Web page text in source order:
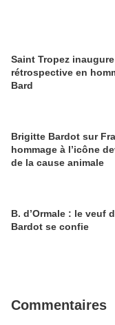
Saint Tropez
rétrospective en
Bard
Brigitte Bardot sur
hommage à l’icône
de la cause animale
B. d’Ormale : le veuf
Bardot se confie
Commentaires